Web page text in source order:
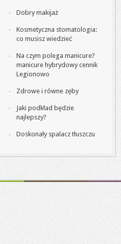
Dobry makijaż
Kosmetyczna stomatologia:
co musisz wiedzieć
Na czym polega manicure?
manicure hybrydowy cennik
Legionowo
Zdrowe i równe zęby
Jaki podkład będzie
najlepszy?
Doskonały spalacz tłuszczu